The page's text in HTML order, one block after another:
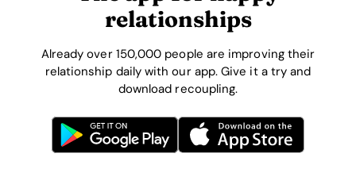
relationships
Already over 150,000 people are improving their
relationship daily with our app. Give it a try and
download recoupling.